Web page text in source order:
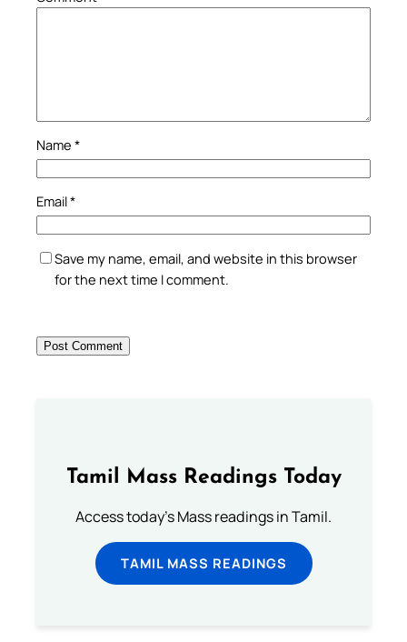
Name *
Email*
Save my name, email, and website in this browser
for the next time I comment.
Tamil Mass Readings Today
Access today's Mass readings in Tamil.
TAMIL MASS READINGS